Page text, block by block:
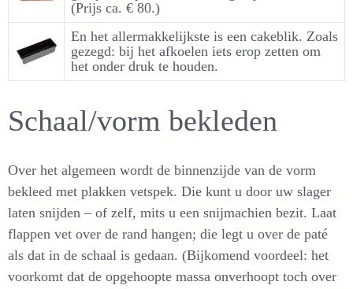
(Prijs ca. € 80.)
En het allermakkelijkste is een cakeblik. Zoals
gezegd: bij het afkoelen iets erop zetten om
het onder druk te houden.
Schaal/vorm bekleden
Over het algemeen wordt de binnenzijde van de vorm
bekleed met plakken vetspek. Die kunt u door uw slager
laten snijden – of zelf, mits u een snijmachien bezit. Laat
flappen vet over de rand hangen; die legt u over de paté
als dat in de schaal is gedaan. (Bijkomend voordeel: het
voorkomt dat de opgehoopte massa onverhoopt toch over